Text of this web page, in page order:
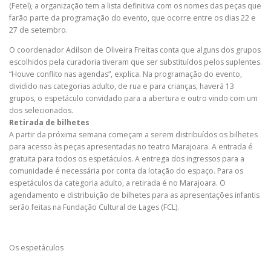
(Fetel), a organização tem a lista definitiva com os nomes das peças que
farão parte da programação do evento, que ocorre entre os dias 22 e
27 de setembro.
O coordenador Adilson de Oliveira Freitas conta que alguns dos grupos
escolhidos pela curadoria tiveram que ser substituídos pelos suplentes.
“Houve conflito nas agendas”, explica. Na programação do evento,
dividido nas categorias adulto, de rua e para crianças, haverá 13
grupos, o espetáculo convidado para a abertura e outro vindo com um
dos selecionados.
Retirada de bilhetes
A partir da próxima semana começam a serem distribuídos os bilhetes
para acesso às peças apresentadas no teatro Marajoara. A entrada é
gratuita para todos os espetáculos. A entrega dos ingressos para a
comunidade é necessária por conta da lotação do espaço. Para os
espetáculos da categoria adulto, a retirada é no Marajoara. O
agendamento e distribuição de bilhetes para as apresentações infantis
serão feitas na Fundação Cultural de Lages (FCL).
Os espetáculos